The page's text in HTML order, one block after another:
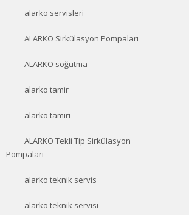
alarko servisleri
ALARKO Sirkülasyon Pompaları
ALARKO soğutma
alarko tamir
alarko tamiri
ALARKO Tekli Tip Sirkülasyon
Pompaları
alarko teknik servis
alarko teknik servisi